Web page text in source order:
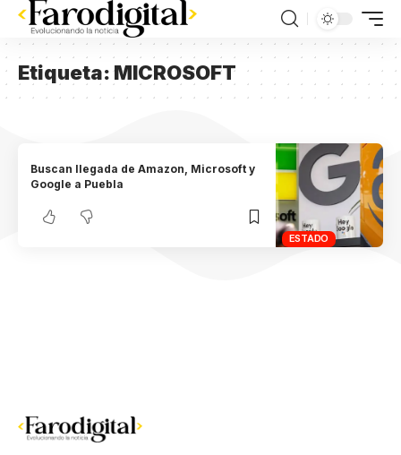
Etiqueta:MICROSOFT
ESTADO
Buscan llegada de Amazon, Microsoft y
Google a Puebla